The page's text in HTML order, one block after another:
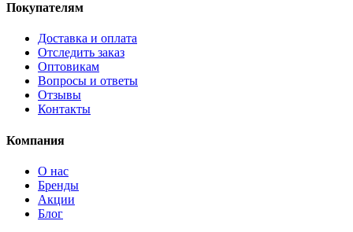
Покупателям
Доставка и оплата
Отследить заказ
Оптовикам
Вопросы и ответы
Отзывы
Контакты
Компания
О нас
Бренды
Акции
Блог